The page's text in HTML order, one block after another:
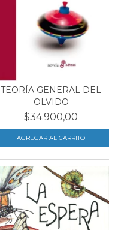
TEORÍA GENERAL DEL
OLVIDO
$34.900,00